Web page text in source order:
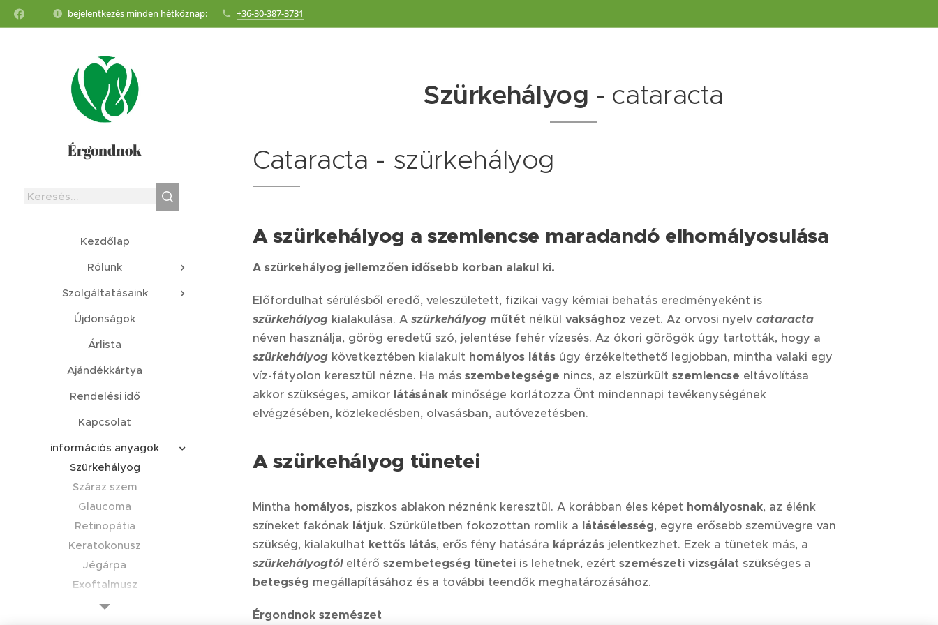
bejelentkezés minden hétköznap: +36-30-387-3731
Érgondnok
Kezdőlap
Rólunk
Szolgáltatásaink
Újdonságok
Árlista
Ajándékkártya
Rendelési idő
Kapcsolat
információs anyagok
Szürkehályog
Száraz szem
Glaucoma
Retinopátia
Keratokonusz
Jégárpa
Exoftalmusz
Kötőhártya bevérzés
Szürkehályog - cataracta
Cataracta - szürkehályog
A szürkehályog a szemlencse maradandó elhomályosulása
A szürkehályog jellemzően idősebb korban alakul ki.
Előfordulhat sérülésből eredő, veleszületett, fizikai vagy kémiai behatás eredményeként is
szürkehályog kialakulása. A szürkehályog műtét nélkül vaksághoz vezet. Az orvosi nyelv cataracta
néven használja, görög eredetű szó, jelentése fehér vízesés. Az ókori görögök úgy tartották, hogy a
szürkehályog következtében kialakult homályos látás úgy érzékeltethető legjobban, mintha valaki egy
víz-fátyolon keresztül nézne. Ha más szembetegsége nincs, az elszürkült szemlencse eltávolítása
akkor szükséges, amikor látásának minősége korlátozza Önt mindennapi tevékenységének
elvégzésében, közlekedésben, olvasásban, autóvezetésben.
A szürkehályog tünetei
Mintha homályos, piszkos ablakon néznénk keresztül. A korábban éles képet homályosnak, az élénk
színeket fakónak látjuk. Szürkületben fokozottan romlik a látásélesség, egyre erősebb szemüvegre van
szükség, kialakulhat kettős látás, erős fény hatására káprázás jelentkezhet. Ezek a tünetek más, a
szürkehályogtól eltérő szembetegség tünetei is lehetnek, ezért szemészeti vizsgálat szükséges a
betegség megállapításához és a további teendők meghatározásához.
Érgondnok szemészet